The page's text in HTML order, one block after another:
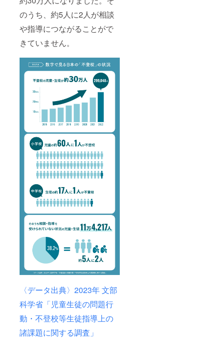
のうち、約5人に2人が相談
や指導につながることがで
きていません。
〈データ出典〉2023年 文部
科学省「児童生徒の問題行
動・不登校等生徒指導上の
諸課題に関する調査」